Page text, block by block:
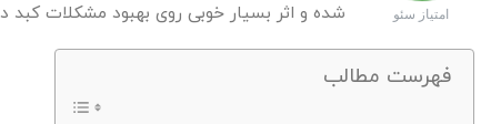
امتیاز سئو
شده و اثر بسیار خوبی روی بهبود مشکلات کبد
فهرست مطالب